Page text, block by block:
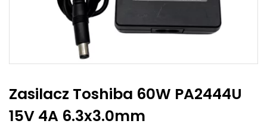
Zasilacz Toshiba 60W PA2444U
15V 4A 6.3x3.0mm